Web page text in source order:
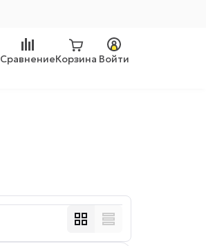
СравнениеКорзина Войти